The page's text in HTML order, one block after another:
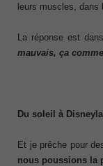
leurs muscles, dans
La réponse est
mauvais, ça
Du soleil à
Et je prêche pour
nous poussions la